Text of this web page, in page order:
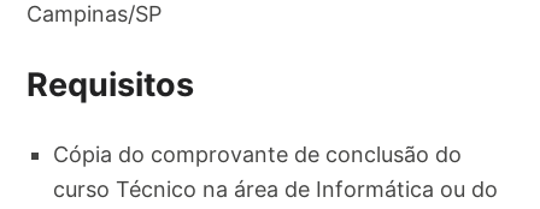
Campinas/SP
Requisitos
Cópia do comprovante de conclusão do
curso Técnico na área de Informática ou do